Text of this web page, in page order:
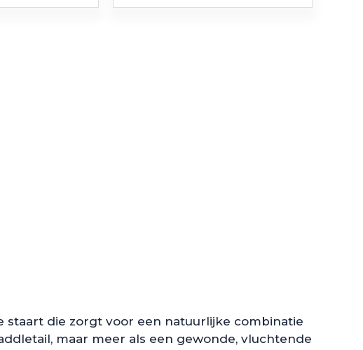
die zorgt voor een natuurlijke combinatie
maar meer als een gewonde, vluchtende